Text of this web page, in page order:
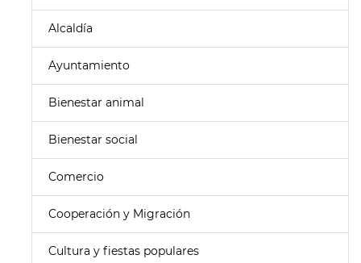
Alcaldía
Ayuntamiento
Bienestar animal
Bienestar social
Comercio
Cooperación y Migración
Cultura y fiestas populares